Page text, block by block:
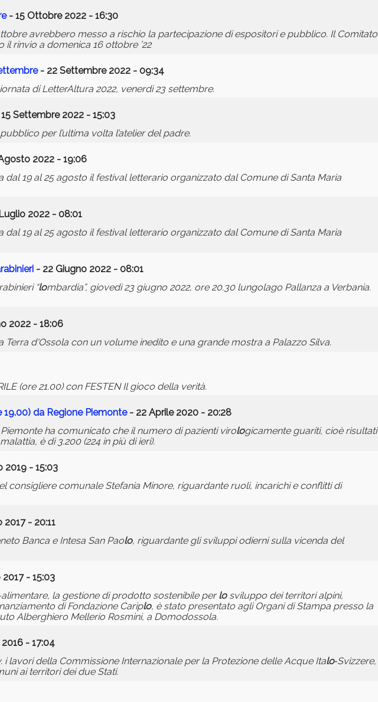
- 15 Ottobre 2022 - 16:30
avrebbero messo a rischio la partecipazione di espositori e pubblico. Il Comitato
rinvio a domenica 16 ottobre ’22
- 22 Settembre 2022 - 09:34
di LetterAltura 2022, venerdì 23 settembre.
Settembre 2022 - 15:03
per l’ultima volta l’atelier del padre.
2022 - 19:06
dal 19 al 25 agosto il festival letterario organizzato dal Comune di Santa Maria
2022 - 08:01
dal 19 al 25 agosto il festival letterario organizzato dal Comune di Santa Maria
- 22 Giugno 2022 - 08:01
“lombardia”, giovedì 23 giugno 2022, ore 20.30 lungolago Pallanza a Verbania.
2022 - 18:06
Terra d'Ossola con un volume inedito e una grande mostra a Palazzo Silva.
(ore 21.00) con FESTEN Il gioco della verità.
da Regione Piemonte- 22 Aprile 2020 - 20:28
ha comunicato che il numero di pazienti virologicamente guariti, cioè risultati
è di 3.200 (224 in più di ieri).
2019 - 15:03
consigliere comunale Stefania Minore, riguardante ruoli, incarichi e conflitti di
2017 - 20:11
Banca e Intesa San Paolo, riguardante gli sviluppi odierni sulla vicenda del
- 15:03
la gestione di prodotto sostenibile perlosviluppo dei territori alpini,
di Fondazione Cariplo, è stato presentato agli Organi di Stampa presso la
Alberghiero Mellerio Rosmini, a Domodossola.
- 17:04
i lavori della Commissione Internazionale per la Protezione delle Acque Italo‐Svizzere,
ai territori dei due Stati.